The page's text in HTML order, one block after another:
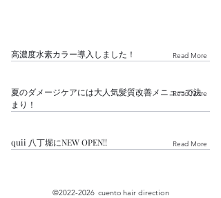
高濃度水素カラー導入しました！ Read More
夏のダメージケアには大人気髪質改善メニューで決
まり！
Read More
quii 八丁堀にNEW OPEN!! Read More
©2022-2026 cuento hair direction